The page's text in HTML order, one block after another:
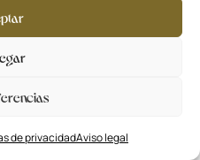
de privacidadAviso legal